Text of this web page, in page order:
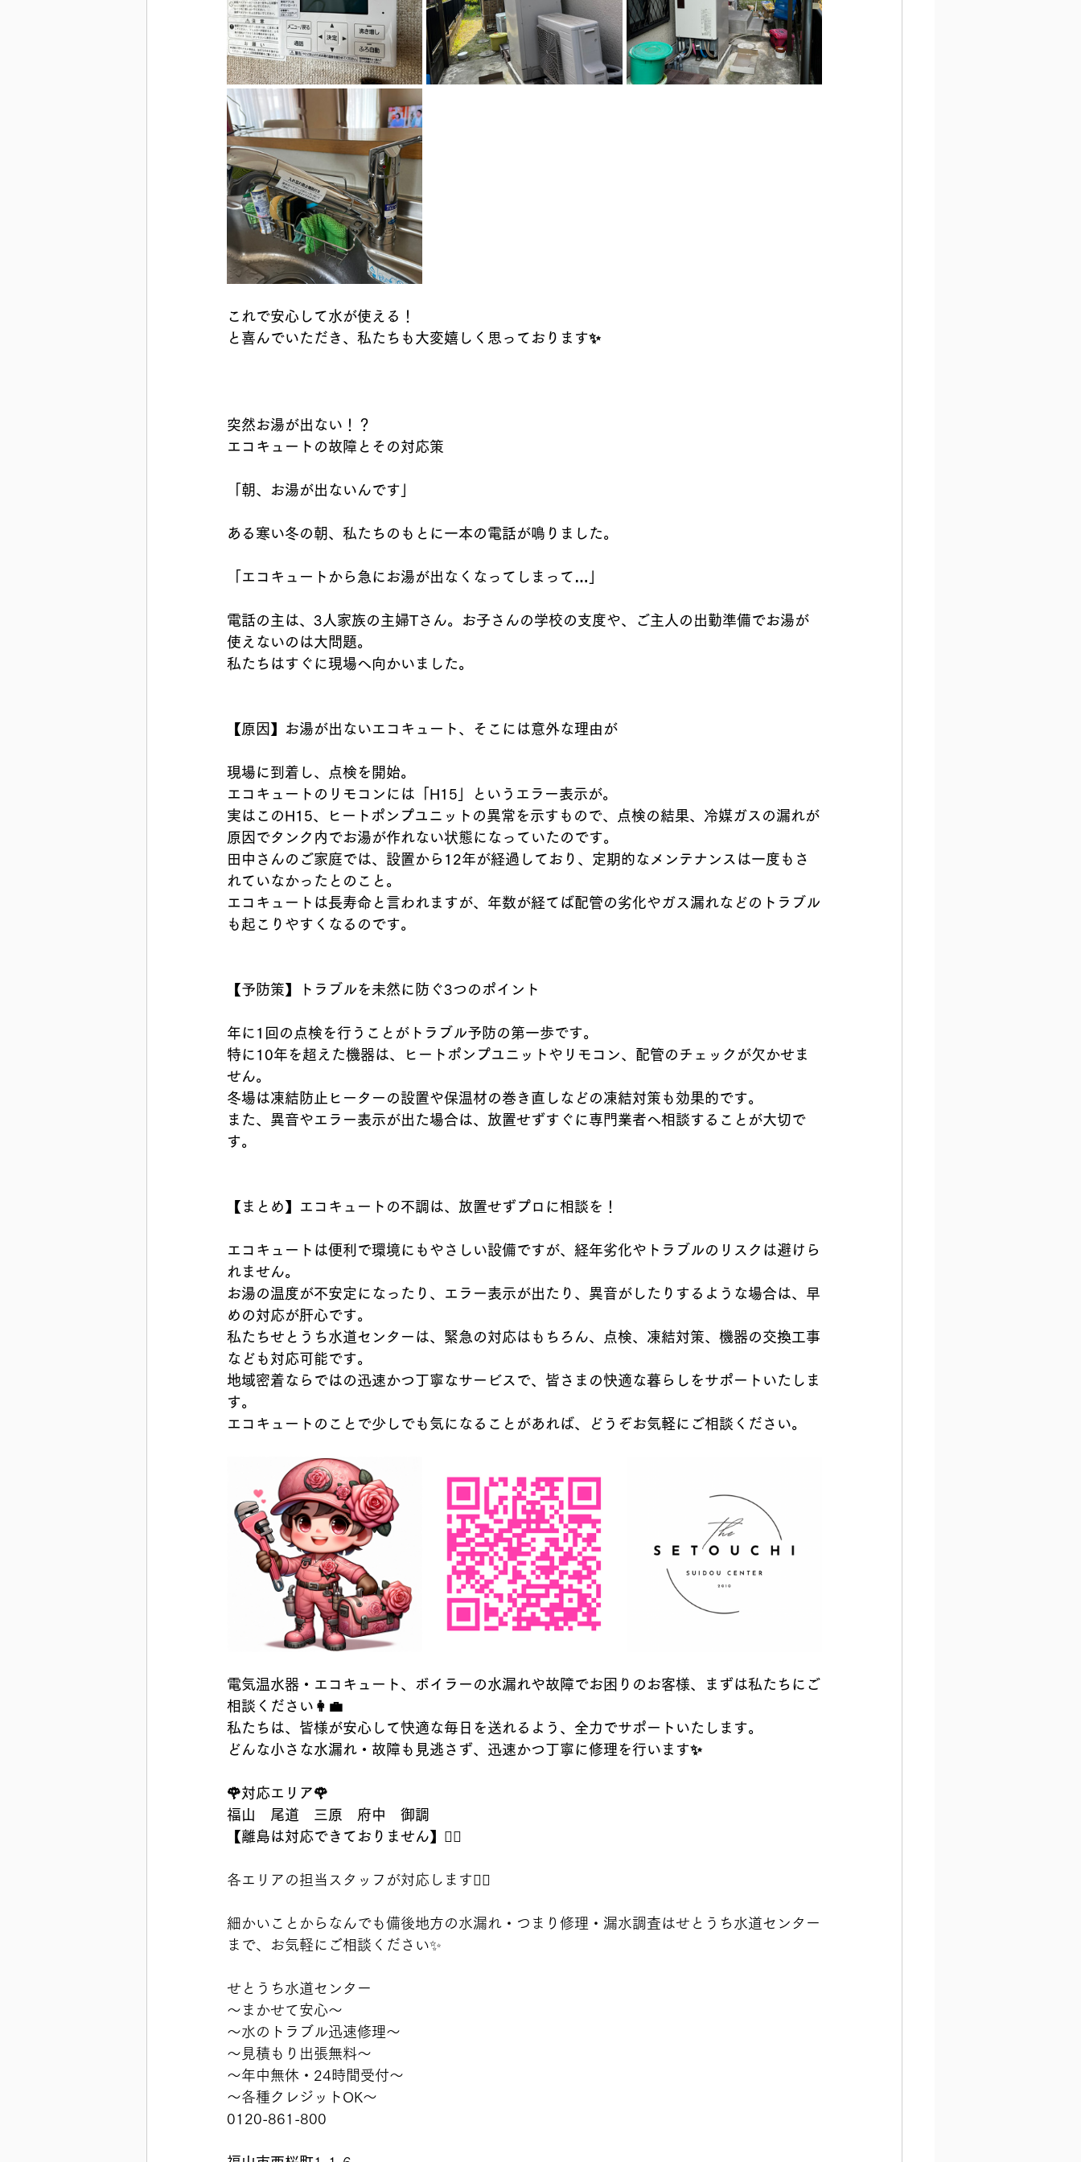
これで安心して水が使える！
と喜んでいただき、私たちも大変嬉しく思っております✨
突然お湯が出ない！？
エコキュートの故障とその対応策
「朝、お湯が出ないんです」
ある寒い冬の朝、私たちのもとに一本の電話が鳴りました。
「エコキュートから急にお湯が出なくなってしまって…」
電話の主は、3人家族の主婦Tさん。お子さんの学校の支度や、ご主人の出勤準備でお湯が
使えないのは大問題。
私たちはすぐに現場へ向かいました。
【原因】お湯が出ないエコキュート、そこには意外な理由が
現場に到着し、点検を開始。
エコキュートのリモコンには「H15」というエラー表示が。
実はこのH15、ヒートポンプユニットの異常を示すもので、点検の結果、冷媒ガスの漏れが
原因でタンク内でお湯が作れない状態になっていたのです。
田中さんのご家庭では、設置から12年が経過しており、定期的なメンテナンスは一度もさ
れていなかったとのこと。
エコキュートは長寿命と言われますが、年数が経てば配管の劣化やガス漏れなどのトラブル
も起こりやすくなるのです。
【予防策】トラブルを未然に防ぐ3つのポイント
年に1回の点検を行うことがトラブル予防の第一歩です。
特に10年を超えた機器は、ヒートポンプユニットやリモコン、配管のチェックが欠かせま
せん。
冬場は凍結防止ヒーターの設置や保温材の巻き直しなどの凍結対策も効果的です。
また、異音やエラー表示が出た場合は、放置せずすぐに専門業者へ相談することが大切で
す。
【まとめ】エコキュートの不調は、放置せずプロに相談を！
エコキュートは便利で環境にもやさしい設備ですが、経年劣化やトラブルのリスクは避けら
れません。
お湯の温度が不安定になったり、エラー表示が出たり、異音がしたりするような場合は、早
めの対応が肝心です。
私たちせとうち水道センターは、緊急の対応はもちろん、点検、凍結対策、機器の交換工事
なども対応可能です。
地域密着ならではの迅速かつ丁寧なサービスで、皆さまの快適な暮らしをサポートいたしま
す。
エコキュートのことで少しでも気になることがあれば、どうぞお気軽にご相談ください。
電気温水器・エコキュート、ボイラーの水漏れや故障でお困りのお客様、まずは私たちにご
相談ください👩‍💼
私たちは、皆様が安心して快適な毎日を送れるよう、全力でサポートいたします。
どんな小さな水漏れ・故障も見逃さず、迅速かつ丁寧に修理を行います✨
🌹対応エリア🌹
福山　尾道　三原　府中　御調
【離島は対応できておりません】🙇‍♂️
各エリアの担当スタッフが対応します👷‍♂️
細かいことからなんでも備後地方の水漏れ・つまり修理・漏水調査はせとうち水道センター
まで、お気軽にご相談ください✨
せとうち水道センター
〜まかせて安心〜
〜水のトラブル迅速修理〜
〜見積もり出張無料〜
〜年中無休・24時間受付〜
〜各種クレジットOK〜
0120-861-800